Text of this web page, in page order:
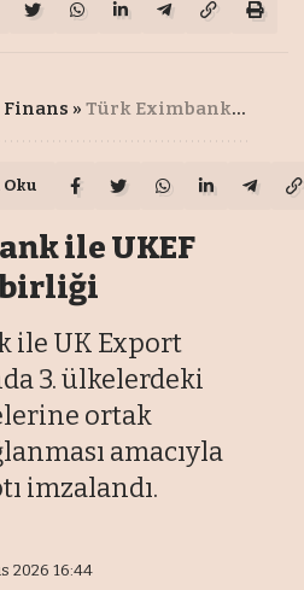
Finans »Türk Eximbank ile UKEF arasında iş birliği
ile UKEF
birliği
ile UK Export
3. ülkelerdeki
ortak
amacıyla
imzalandı.
2026 16:44